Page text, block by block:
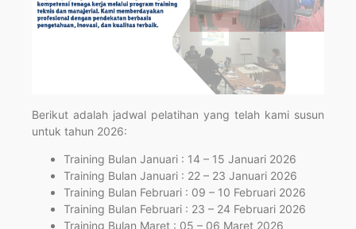
Berikut adalah jadwal pelatihan yang telah kami susun
untuk tahun 2026:
Training Bulan Januari : 14 – 15 Januari 2026
Training Bulan Januari : 22 – 23 Januari 2026
Training Bulan Februari : 09 – 10 Februari 2026
Training Bulan Februari : 23 – 24 Februari 2026
Training Bulan Maret : 05 – 06 Maret 2026